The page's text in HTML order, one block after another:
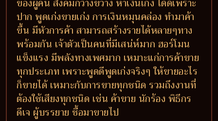
ปาก พูดเก่งขายเก่ง การเงินหมุนคล่อง ทำมาค้า
ขึ้น มีหัวการค้า สามารถสร้างรายได้หลายๆทาง
พร้อมกัน เจ้าตัวเป็นคนที่มีเสน่ห์มาก ฮอร์โมน
แข็งแรง มีพลังทางเพศมาก เหมาะแก่การค้าขาย
ทุกประเภท เพราะพูดดีพูดเก่งจริงๆ ให้ขายอะไร
ก็ขายได้ เหมาะกับการขายทุกชนิด รวมถึงงานที่
ต้องใช้เสียงทุกชนิด เช่น ค้าขาย นักร้อง พิธีกร
ดีเจ ผู้บรรยาย ซื้อมาขายไป